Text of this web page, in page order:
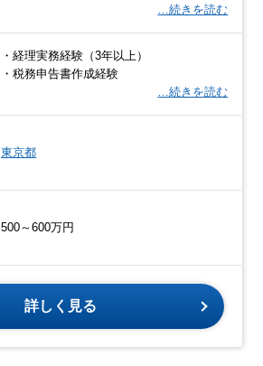
…続きを読む
・経理実務経験（3年以上）
・税務申告書作成経験
…続きを読む
東京都
500～600万円
詳しく見る